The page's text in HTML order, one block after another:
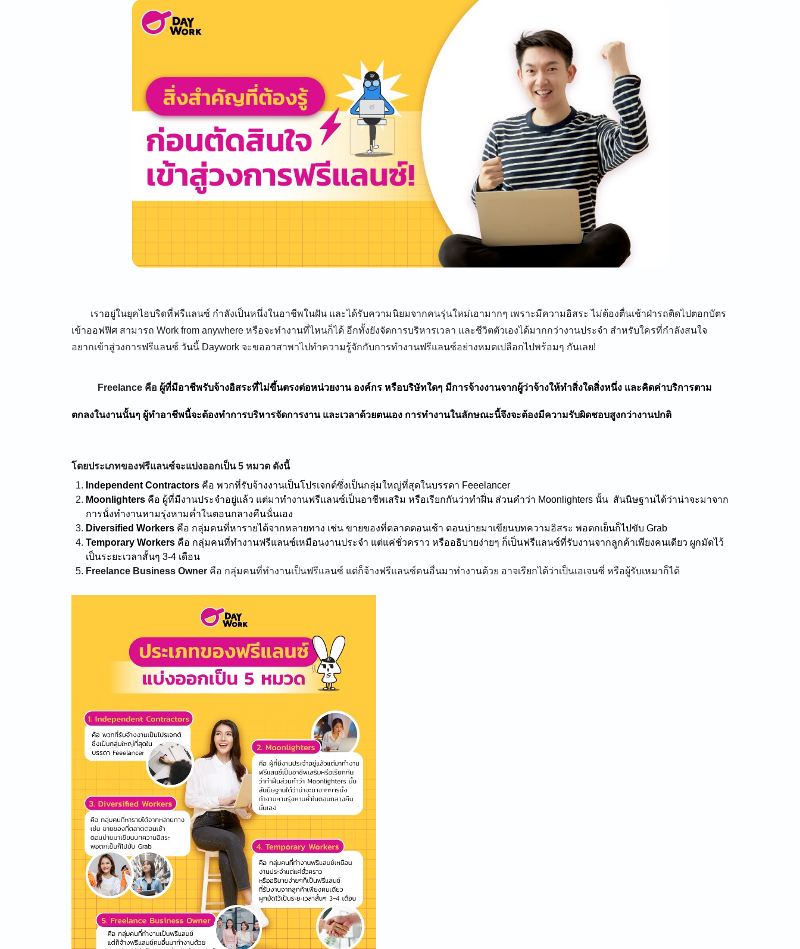
เราอยู่ในยุคไฮบริดที่ฟรีแลนซ์ กำลังเป็นหนึ่งในอาชีพในฝัน และได้รับความนิยมจากคนรุ่นใหม่เอามากๆ เพราะมีความอิสระ ไม่ต้องตื่นเช้าฝ่ารถติดไปตอกบัตร
เข้าออฟฟิศ สามารถ Work from anywhere หรือจะทำงานที่ไหนก็ได้ อีกทั้งยังจัดการบริหารเวลา และชีวิตตัวเองได้มากกว่างานประจำ สำหรับใครที่กำลังสนใจ
อยากเข้าสู่วงการฟรีแลนซ์ วันนี้ Daywork จะขออาสาพาไปทำความรู้จักกับการทำงานฟรีแลนซ์อย่างหมดเปลือกไปพร้อมๆ กันเลย!
Freelance คือ ผู้ที่มีอาชีพรับจ้างอิสระที่ไม่ขึ้นตรงต่อหน่วยงาน องค์กร หรือบริษัทใดๆ มีการจ้างงานจากผู้ว่าจ้างให้ทำสิ่งใดสิ่งหนึ่ง และคิดค่าบริการตาม
ตกลงในงานนั้นๆ ผู้ทำอาชีพนี้จะต้องทำการบริหารจัดการงาน และเวลาด้วยตนเอง การทำงานในลักษณะนี้จึงจะต้องมีความรับผิดชอบสูงกว่างานปกติ
โดยประเภทของฟรีแลนซ์จะแบ่งออกเป็น 5 หมวด ดังนี้
Independent Contractors คือ พวกที่รับจ้างงานเป็นโปรเจกต์ซึ่งเป็นกลุ่มใหญ่ที่สุดในบรรดา Feeelancer
Moonlighters คือ ผู้ที่มีงานประจำอยู่แล้ว แต่มาทำงานฟรีแลนซ์เป็นอาชีพเสริม หรือเรียกกันว่าทำฝิ่น ส่วนคำว่า Moonlighters นั้น สันนิษฐานได้ว่าน่าจะมาจาก
การนั่งทำงานหามรุ่งหามค่ำในตอนกลางคืนนั่นเอง
Diversified Workers คือ กลุ่มคนที่หารายได้จากหลายทาง เช่น ขายของที่ตลาดตอนเช้า ตอนบ่ายมาเขียนบทความอิสระ พอตกเย็นก็ไปขับ Grab
Temporary Workers คือ กลุ่มคนที่ทำงานฟรีแลนซ์เหมือนงานประจำ แต่แค่ชั่วคราว หรืออธิบายง่ายๆ ก็เป็นฟรีแลนซ์ที่รับงานจากลูกค้าเพียงคนเดียว ผูกมัดไว้
เป็นระยะเวลาสั้นๆ 3-4 เดือน
Freelance Business Owner คือ กลุ่มคนที่ทำงานเป็นฟรีแลนซ์ แต่ก็จ้างฟรีแลนซ์คนอื่นมาทำงานด้วย อาจเรียกได้ว่าเป็นเอเจนซี่ หรือผู้รับเหมาก็ได้